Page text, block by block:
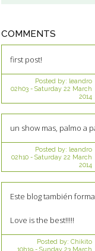
COMMENTS
first post!
Posted by: leandro
02h03- Saturday 22 March
2014
un show mas, palmo a
Posted by: leandro
02h10- Saturday 22 March
2014
Este blog también
Love is the best!!!!!
Posted by: Chikito
10h19- Sunday 23 March